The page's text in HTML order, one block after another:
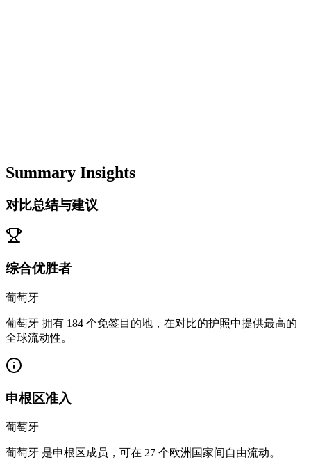
Summary Insights
对比总结与建议
综合优胜者
葡萄牙
葡萄牙 拥有 184 个免签目的地，在对比的护照中提供最高的
全球流动性。
申根区准入
葡萄牙
葡萄牙 是申根区成员，可在 27 个欧洲国家间自由流动。